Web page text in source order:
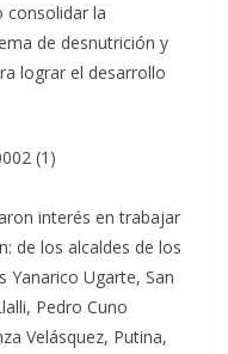
consolidar la
de desnutrición y
lograr el desarrollo
interés en trabajar
de los alcaldes de los
Yanarico Ugarte, San
Pedro Cuno
Velásquez, Putina,